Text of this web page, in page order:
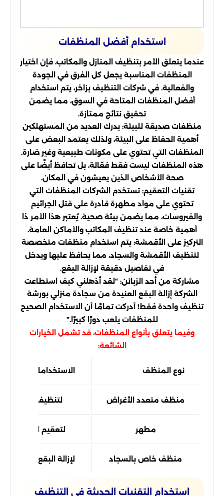
استخدام أفضل المنظفات
عندما يتعلق الأمر بتنظيف المنازل والمكاتب، فإن اختيار
المنظفات المناسبة يجعل كل الفرق في الجودة
والفعالية. في شركات التنظيف بزاخر، يتم استخدام
أفضل المنظفات المتاحة في السوق، مما يضمن
تحقيق نتائج ممتازة.
منظفات صديقة للبيئة: يدرك العديد من المستهلكين
أهمية الحفاظ على البيئة، ولذلك يعتمد البعض على
المنظفات التي تحتوي على مكونات طبيعية وغير ضارة.
هذه المنظفات ليست فقط فعّالة، بل تحافظ أيضًا على
صحة الأشخاص الذين يعيشون في المكان.
تقنيات التعقيم: تستخدم الشركات المنظفات التي
تحتوي على مواد مطهرة قادرة على قتل الجراثيم
والفيروسات، مما يضمن بيئة صحية. يُعتبر هذا الأمر ذا
أهمية خاصة عند تنظيف المكاتب والأماكن العامة.
التركيز على الأقمشة: يتم استخدام منظفات متخصصة
لتنظيف الأقمشة والسجاد، مما يحافظ عليها ويدخل
في تفاصيل دقيقة لإزالة البقع.
مشاركة من أحد الزبائن: “لقد أذهلني كيف استطاعت
الشركة إزالة البقع العنيدة من سجادة منزلي بورشة
تنظيف واحدة فقط! أدركت تمامًا أن الاستخدام الصحيح
للمنظفات يلعب دورًا كبيرًا.”
وفيما يتعلق بأنواع المنظفات، قد تشمل الخيارات
الشائعة:
نوع المنظف الاستخدامات
منظف متعدد الأغراض لتنظيف الأسطح
مطهر لتعقيم المراحيض
منظف خاص بالسجاد لإزالة البقع
استخدام التقنيات الحديثة في التنظيف